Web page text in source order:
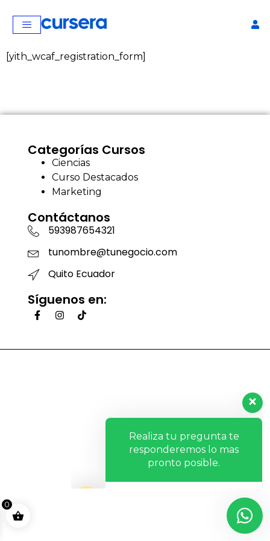
[yith_wcaf_registration_form]
Categorías Cursos
Ciencias
Curso Destacados
Marketing
Contáctanos
593987654321
tunombre@tunegocio.com
Quito Ecuador
Síguenos en:
0
Hola, ¿Cómo te ayudo?